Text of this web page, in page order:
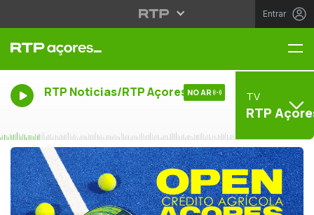
Entrar
RTP Noticias/RTP Açores NO AR TV
RTP